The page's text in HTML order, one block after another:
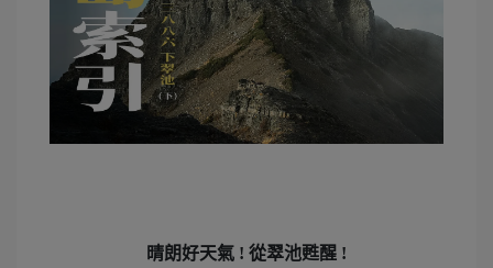
晴朗好天氣 ! 從翠池甦醒 !